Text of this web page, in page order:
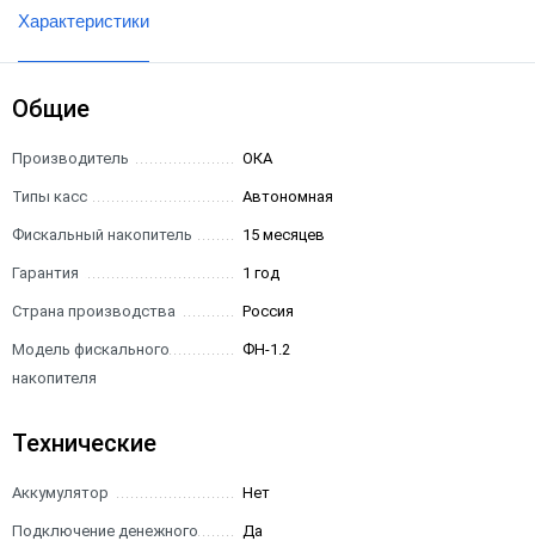
Характеристики
Общие
Производитель ОКА
Типы касс Автономная
Фискальный накопитель 15 месяцев
Гарантия 1 год
Страна производства Россия
Модель фискального
накопителя
ФН-1.2
Технические
Аккумулятор Нет
Подключение денежного
Да